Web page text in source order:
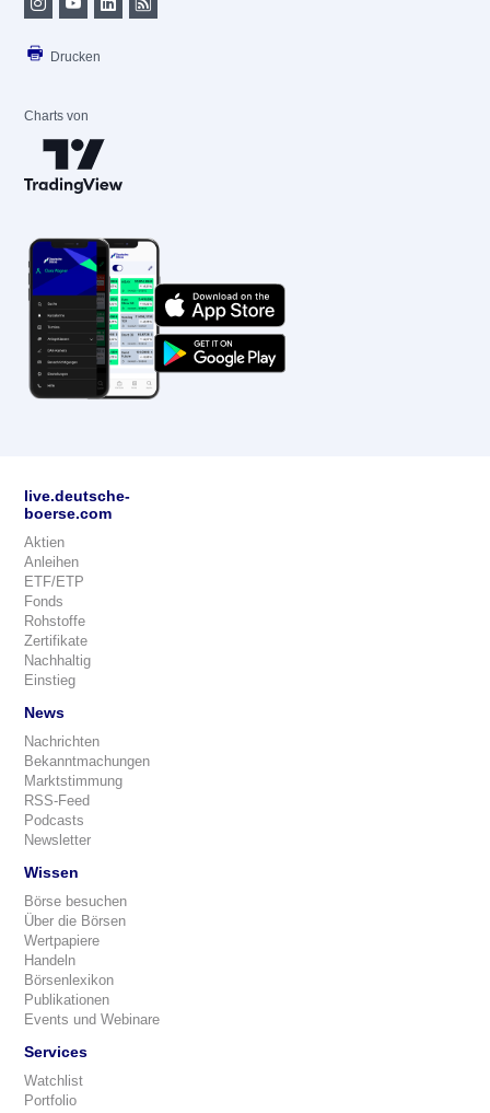
Drucken
Charts von
live.deutsche-
boerse.com
Aktien
Anleihen
ETF/ETP
Fonds
Rohstoffe
Zertifikate
Nachhaltig
Einstieg
News
Nachrichten
Bekanntmachungen
Marktstimmung
RSS-Feed
Podcasts
Newsletter
Wissen
Börse besuchen
Über die Börsen
Wertpapiere
Handeln
Börsenlexikon
Publikationen
Events und Webinare
Services
Watchlist
Portfolio